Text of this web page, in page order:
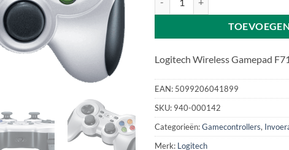
Logitech Wireless Gamepad
EAN: 5099206041899
SKU: 940-000142
Categorieën:Gamecontrollers,
Merk: Logitech